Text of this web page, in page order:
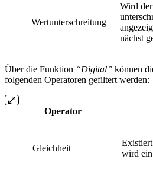
Wertunterschreitung
Wird
nächst
Über die Funktion “Digital” können
folgenden Operatoren gefiltert werden:
Operator
Gleichheit
wird